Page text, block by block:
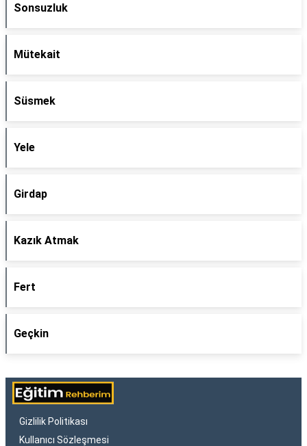
Sonsuzluk
Mütekait
Süsmek
Yele
Girdap
Kazık Atmak
Fert
Geçkin
Gizlilik Politikası
Kullanıcı Sözleşmesi